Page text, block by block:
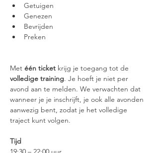
Getuigen
Genezen
Bevrijden
Preken
Met één ticket krijg je toegang tot de
volledige training. Je hoeft je niet per
avond aan te melden. We verwachten dat
wanneer je je inschrijft, je ook alle avonden
aanwezig bent, zodat je het volledige
traject kunt volgen.
Tijd